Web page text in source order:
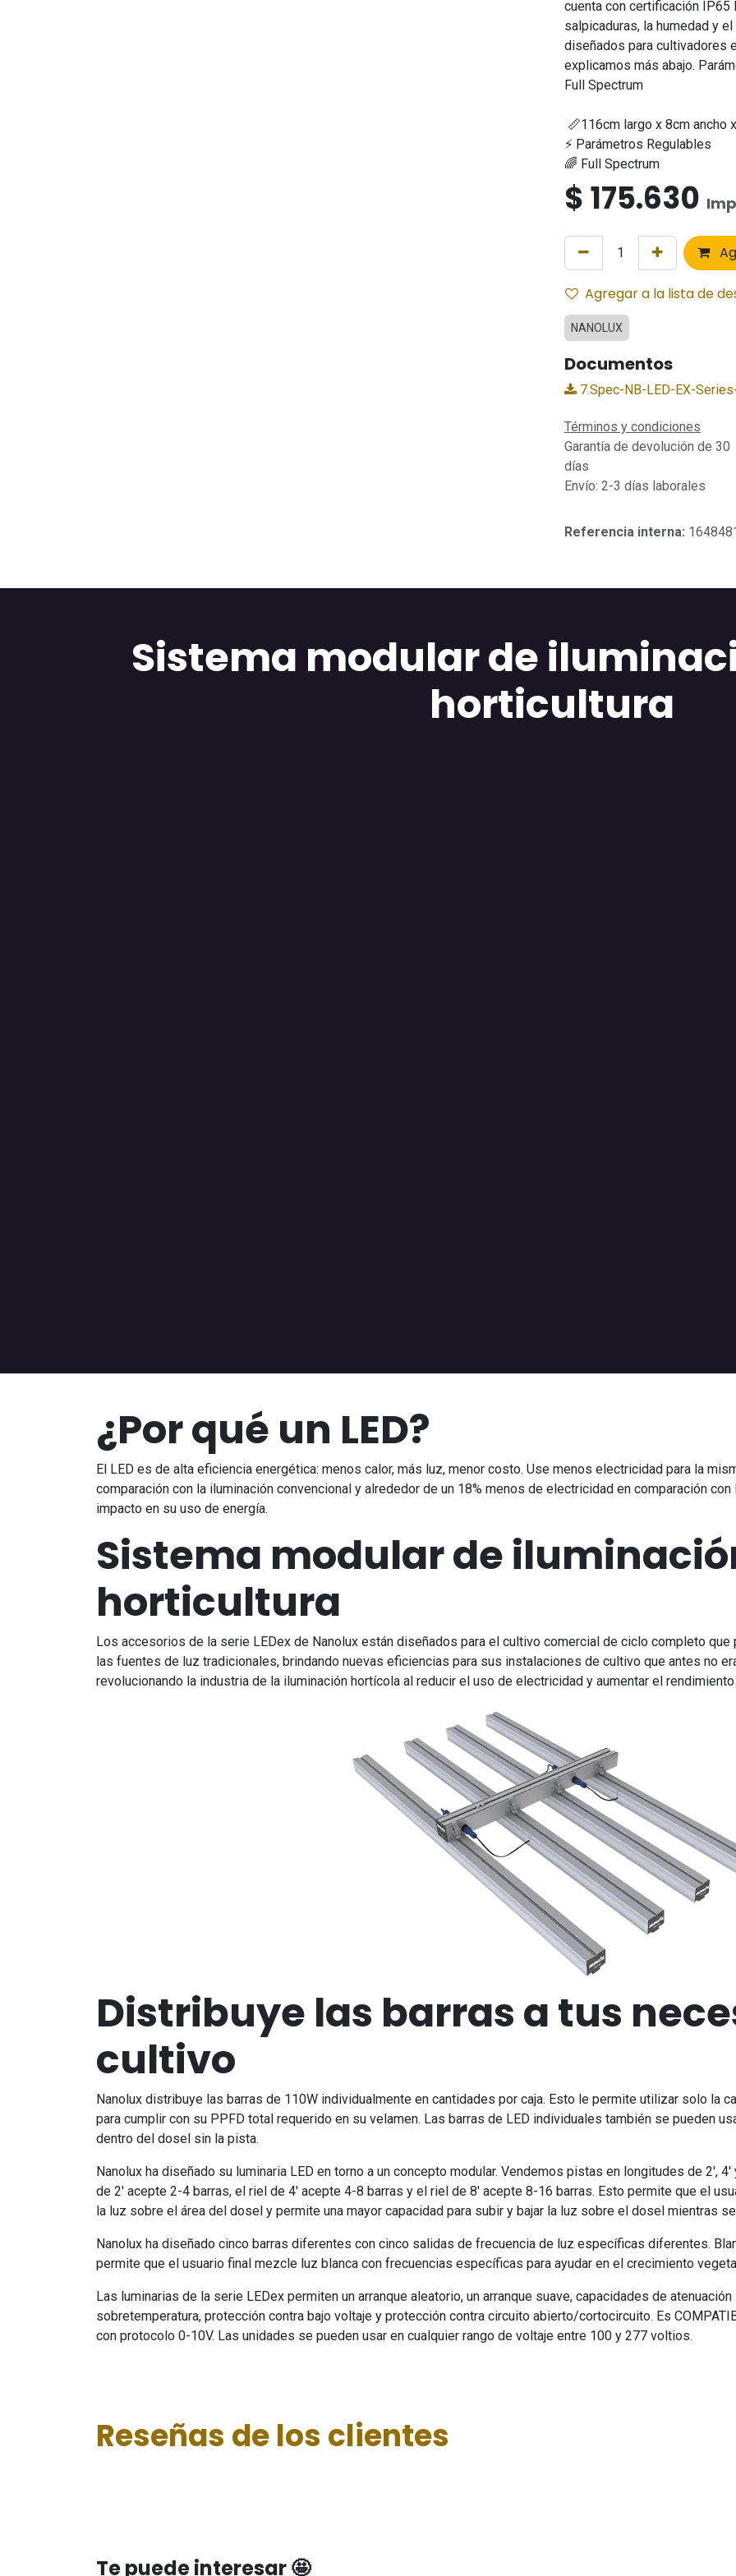
cuenta con certificación IP65
salpicaduras, la humedad y
diseñados para cultivadores
explicamos más abajo.
Full Spectrum
📏116cm largo x 8cm ancho
⚡ Parámetros Regulables
🌈 Full Spectrum
$175.630
Agregar a la lista de
NANOLUX
Documentos
7.Spec-NB-LED-EX-
Términos y condiciones
Garantía de devolución de 30
días
Envío: 2-3 días laborales
Referencia interna:
Sistema modular de
horticultura
¿Por qué un LED?
El LED es de alta eficiencia energética: menos calor, más luz, menor costo. Use menos electricidad para la
comparación con la iluminación convencional y alrededor de un 18% menos de electricidad en comparación con
impacto en su uso de energía.
Sistema modular de
horticultura
Los accesorios de la serie LEDex de Nanolux están diseñados para el cultivo comercial de ciclo completo que
las fuentes de luz tradicionales, brindando nuevas eficiencias para sus instalaciones de cultivo que antes no
revolucionando la industria de la iluminación hortícola al reducir el uso de electricidad y aumentar el
Distribuye las barras a tus
cultivo
Nanolux distribuye las barras de 110W individualmente en cantidades por caja. Esto le permite utilizar solo la
para cumplir con su PPFD total requerido en su velamen. Las barras de LED individuales también se pueden
dentro del dosel sin la pista.
Nanolux ha diseñado su luminaria LED en torno a un concepto modular. Vendemos pistas en longitudes de 2',
de 2' acepte 2-4 barras, el riel de 4' acepte 4-8 barras y el riel de 8' acepte 8-16 barras. Esto permite que el
la luz sobre el área del dosel y permite una mayor capacidad para subir y bajar la luz sobre el dosel mientras
Nanolux ha diseñado cinco barras diferentes con cinco salidas de frecuencia de luz específicas diferentes.
permite que el usuario final mezcle luz blanca con frecuencias específicas para ayudar en el crecimiento
Las luminarias de la serie LEDex permiten un arranque aleatorio, un arranque suave, capacidades de
sobretemperatura, protección contra bajo voltaje y protección contra circuito abierto/cortocircuito. Es
con protocolo 0-10V. Las unidades se pueden usar en cualquier rango de voltaje entre 100 y 277 voltios.
Reseñas de los clientes
Te puede interesar 🤩